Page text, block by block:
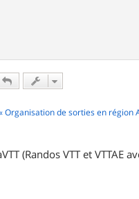
E
c
o
Organisation de sorties en région
(Randos VTT et VTTAE